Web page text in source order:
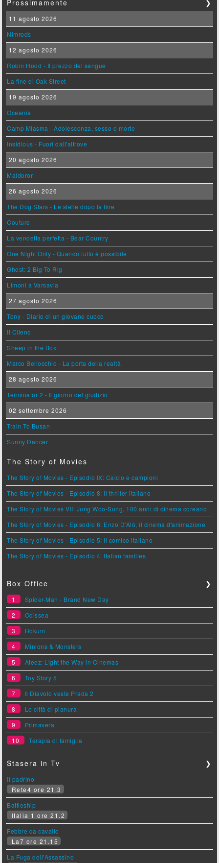
Prossimamente ❯
11 agosto 2026
Nimrods
12 agosto 2026
Robin Hood - Il prezzo del sangue
La fine di Oak Street
19 agosto 2026
Oceania
Camp Miasma - Adolescenza, sesso e morte
Insidious - Fuori dall'altrove
20 agosto 2026
Maldoror
26 agosto 2026
The Dog Stars - Le stelle dopo la fine
Couture
La vendetta perfetta - Bear Country
One Night Only - Quando tutto è possibile
Ghost: 2 Big To Rig
Limoni a Varsavia
27 agosto 2026
Tony - Diario di un giovane cuoco
Il Cileno
Sheep in the Box
Marco Bellocchio - La porta della realtà
28 agosto 2026
Terminator 2 - Il giorno del giudizio
02 settembre 2026
Train To Busan
Sunny Dancer
The Story of Movies
The Story of Movies - Episodio IX: Calcio e campioni
The Story of Movies - Episodio 8: Il thriller italiano
The Story of Movies VII: Jung Woo-Sung, 100 anni di cinema coreano
The Story of Movies - Episodio 6: Enzo D'Alò, il cinema d'animazione
The Story of Movies - Episodio 5: Il comico italiano
The Story of Movies - Episodio 4: Italian families
Box Office ❯
1
Spider-Man - Brand New Day
2
Odissea
3
Hokum
4
Minions & Monsters
5
Ateez: Light the Way in Cinemas
6
Toy Story 5
7
Il Diavolo veste Prada 2
8
Le città di pianura
9
Primavera
10
Terapia di famiglia
Stasera in Tv ❯
Il padrino
Rete4 ore 21.3
Battleship
Italia 1 ore 21.2
Febbre da cavallo
La7 ore 21.15
La Fuga dell'Assassino